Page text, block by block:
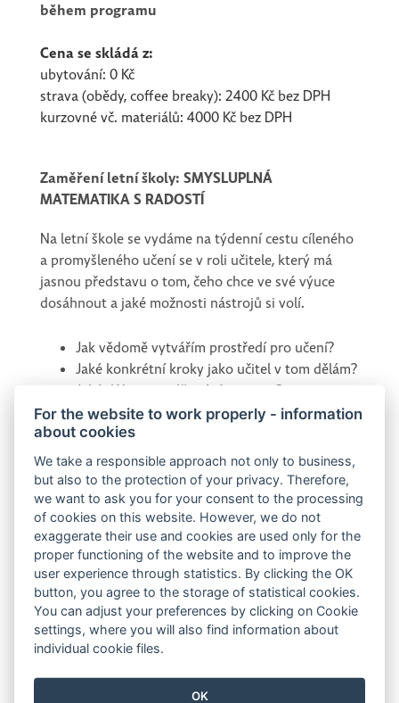
během programu
Cena se skládá z:
ubytování: 0 Kč
strava (obědy, coffee breaky): 2400 Kč bez DPH
kurzovné vč. materiálů: 4000 Kč bez DPH
Zaměření letní školy: SMYSLUPLNÁ
MATEMATIKA S RADOSTÍ
Na letní škole se vydáme na týdenní cestu cíleného
a promyšleného učení se v roli učitele, který má
jasnou představu o tom, čeho chce ve své výuce
dosáhnout a jaké možnosti nástrojů si volí.
Jak vědomě vytvářím prostředí pro učení?
Jaké konkrétní kroky jako učitel v tom dělám?
Jaké důkazy naplňování pozoruji?
Jak s tím dále pracuji?
Odpovědi na tyto otázky pomáhají vytvářet
prostředí, kde se žáci a učitelé mohou těšit z
procesu učení. Každý krok má svůj smysl a přináší
radost z objevování a poznání.
Konstruktivistické pojetí výuky matematiky dává
žákům možnost učit se s porozuměním, řešit
přiměřené výzvy a budovat si tak sebedůvěru –
nejen v matematice.
For the website to work properly - information
about cookies
We take a responsible approach not only to business,
but also to the protection of your privacy. Therefore,
we want to ask you for your consent to the processing
of cookies on this website. However, we do not
exaggerate their use and cookies are used only for the
proper functioning of the website and to improve the
user experience through statistics. By clicking the OK
button, you agree to the storage of statistical cookies.
You can adjust your preferences by clicking on Cookie
settings, where you will also find information about
individual cookie files.
OK